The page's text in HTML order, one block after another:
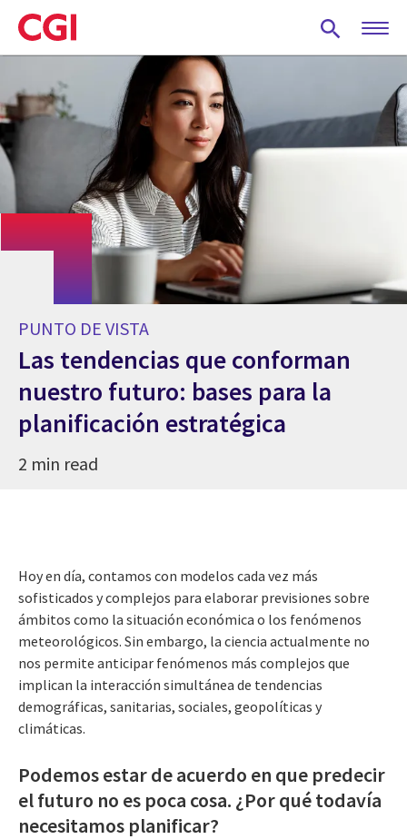
Skip
to
main
content
PUNTO DE VISTA
Las tendencias que conforman
nuestro futuro: bases para la
planificación estratégica
2 min read
Hoy en día, contamos con modelos cada vez más
sofisticados y complejos para elaborar previsiones sobre
ámbitos como la situación económica o los fenómenos
meteorológicos. Sin embargo, la ciencia actualmente no
nos permite anticipar fenómenos más complejos que
implican la interacción simultánea de tendencias
demográficas, sanitarias, sociales, geopolíticas y
climáticas.
Podemos estar de acuerdo en que predecir
el futuro no es poca cosa. ¿Por qué todavía
necesitamos planificar?